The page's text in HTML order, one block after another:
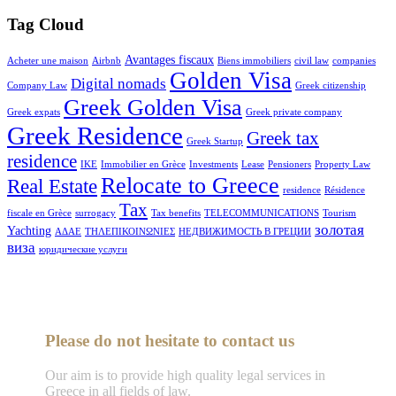
Tag Cloud
Acheter une maison Airbnb Avantages fiscaux Biens immobiliers civil law companies
Company Law Digital nomads Golden Visa Greek citizenship
Greek expats Greek Golden Visa Greek private company
Greek Residence Greek Startup Greek tax
residence IKE Immobilier en Grèce Investments Lease Pensioners Property Law
Real EstateRelocate to Greece residence Résidence
fiscale en Grèce surrogacy Tax Tax benefits TELECOMMUNICATIONS Tourism
Yachting ΑΔΑΕ ΤΗΛΕΠΙΚΟΙΝΩΝΙΕΣ НЕДВИЖИМОСТЬ В ГРЕЦИИ золотая
виза юридические услуги
Please do not hesitate to contact us
Our aim is to provide high quality legal services in
Greece in all fields of law.